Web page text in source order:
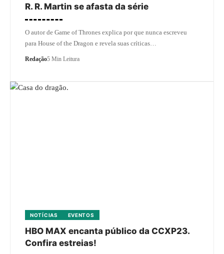
R. R. Martin se afasta da série
O autor de Game of Thrones explica por que nunca escreveu
para House of the Dragon e revela suas críticas…
Redação5 Min Leitura
NOTÍCIAS EVENTOS
HBO MAX encanta público da CCXP23.
Confira estreias!